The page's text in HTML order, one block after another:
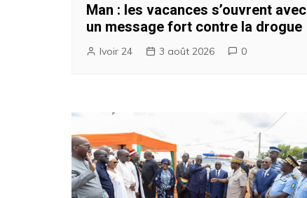
Man : les vacances s’ouvrent avec
un message fort contre la drogue
Ivoir 24 3 août 2026 0